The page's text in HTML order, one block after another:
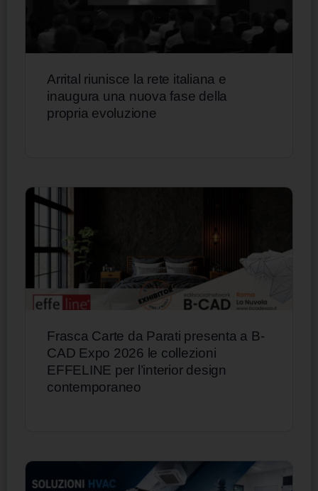
Arrital riunisce la rete italiana e
inaugura una nuova fase della
propria evoluzione
Frasca Carte da Parati presenta a B-
CAD Expo 2026 le collezioni
EFFELINE per l’interior design
contemporaneo